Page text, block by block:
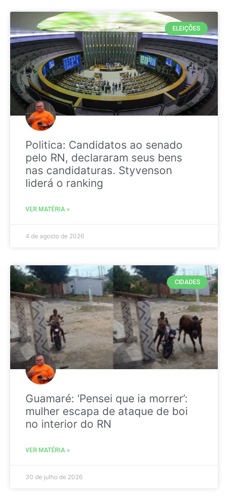
ELEIÇÕES
Politica: Candidatos ao senado
pelo RN, declararam seus bens
nas candidaturas. Styvenson
liderá o ranking
VER MATÉRIA »
4 de agosto de 2026
CIDADES
Guamaré: ‘Pensei que ia morrer’:
mulher escapa de ataque de boi
no interior do RN
VER MATÉRIA »
30 de julho de 2026